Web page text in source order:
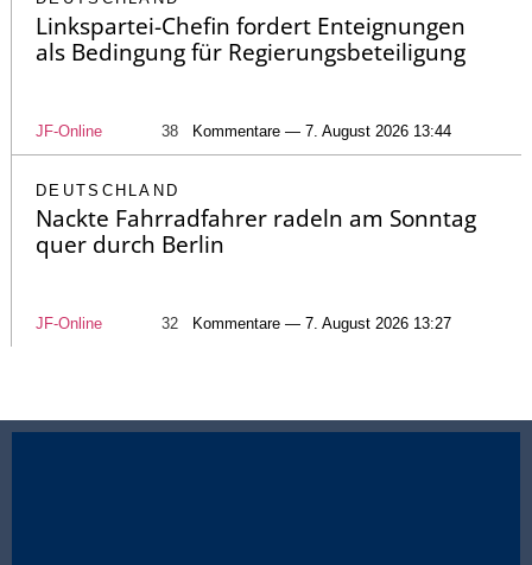
Linkspartei-Chefin fordert Enteignungen
als Bedingung für Regierungsbeteiligung
JF-Online 38 Kommentare — 7. August 2026 13:44
DEUTSCHLAND
Nackte Fahrradfahrer radeln am Sonntag
quer durch Berlin
JF-Online 32 Kommentare — 7. August 2026 13:27